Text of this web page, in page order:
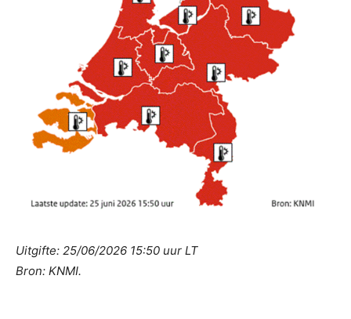
Uitgifte: 25/06/2026 15:50 uur LT
Bron: KNMI.